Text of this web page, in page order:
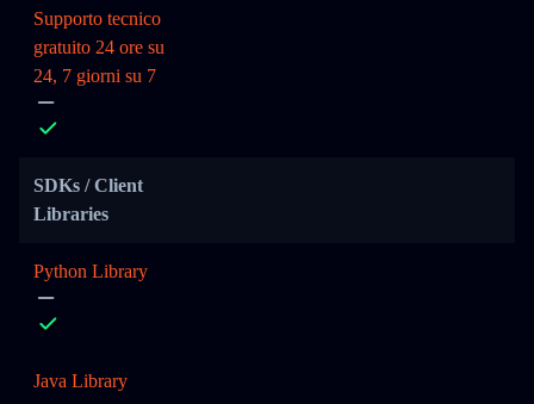
Supporto tecnico
gratuito 24 ore su
24, 7 giorni su 7
SDKs / Client
Libraries
Python Library
Java Library